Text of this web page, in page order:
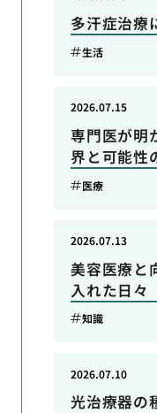
多汗症治療
生活
専門医が明
界と可能性
2026.07.15
医療
美容医療と
入れた日々
2026.07.13
知識
光治療器の
2026.07.10